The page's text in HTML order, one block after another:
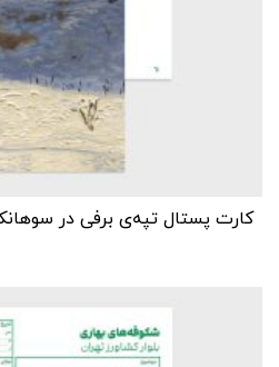
کارت پستال تپه‌ی برفی در سوهانک